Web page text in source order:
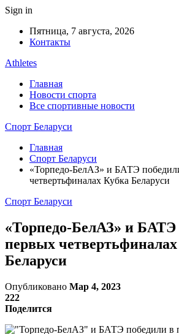
Sign in
Пятница, 7 августа, 2026
Контакты
Athletes
Главная
Новости спорта
Все спортивные новости
Спорт Беларуси
Главная
Спорт Беларуси
«Торпедо-БелАЗ» и БАТЭ
четвертьфиналах Кубка Беларуси
Спорт Беларуси
«Торпедо-БелАЗ» и БАТЭ
первых
Беларуси
Опубликовано Мар 4, 2023
222
Поделится